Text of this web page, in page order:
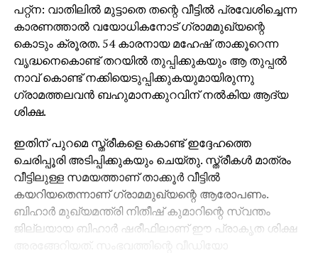
പറ്റ്‌ന: വാതിലില്‍ മുട്ടാതെ തന്റെ വീട്ടില്‍ പ്രവേശിച്ചെന്ന
കാരണത്താല്‍ വയോധികനോട് ഗ്രാമമുഖ്യന്റെ
കൊടും ക്രൂരത. 54 കാരനായ മഹേഷ് താക്കൂറെന്ന
വൃദ്ധനെകൊണ്ട് തറയില്‍ തുപ്പിക്കുകയും ആ തുപ്പല്‍
നാവ് കൊണ്ട് നക്കിയെടുപ്പിക്കുകയുമായിരുന്നു
ഗ്രാമത്തലവന്‍ ബഹുമാനക്കുറവിന് നല്‍കിയ ആദ്യ
ശിക്ഷ.
ഇതിന് പുറമെ സ്ത്രീകളെ കൊണ്ട് ഇദ്ദേഹത്തെ
ചെരിപ്പൂരി അടിപ്പിക്കുകയും ചെയ്തു. സ്ത്രീകള്‍ മാത്രം
വീട്ടിലുള്ള സമയത്താണ് താക്കൂര്‍ വീട്ടില്‍
കയറിയതെന്നാണ് ഗ്രാമമുഖ്യന്റെ ആരോപണം.
ബിഹാര്‍ മുഖ്യമന്ത്രി നിതീഷ് കുമാറിന്റെ സ്വന്തം
ജില്ലയായ ബിഹാര്‍ ഷരീഫിലാണ് ഈ പ്രാകൃത ശിക്ഷ